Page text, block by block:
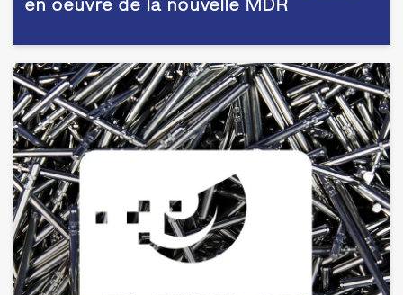
en oeuvre de la nouvelle MDR